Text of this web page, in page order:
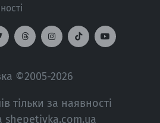
©2005-2026
тільки за наявності
shepetivka.com.ua